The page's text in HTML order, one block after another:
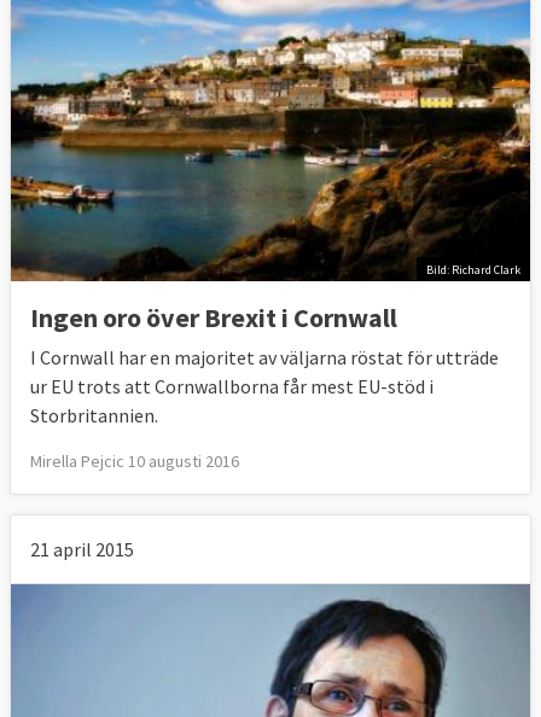
Bild: Richard Clark
Ingen oro över Brexit i Cornwall
I Cornwall har en majoritet av väljarna röstat för utträde
ur EU trots att Cornwallborna får mest EU-stöd i
Storbritannien.
Mirella Pejcic 10 augusti 2016
21 april 2015